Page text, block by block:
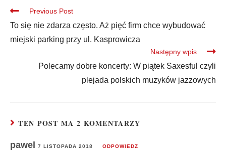
Previous Post
To się nie zdarza często. Aż pięć firm chce wybudować
miejski parking przy ul. Kasprowicza
Następny wpis
Polecamy dobre koncerty: W piątek Saxesful czyli
plejada polskich muzyków jazzowych
TEN POST MA 2 KOMENTARZY
pawel 7 LISTOPADA 2018 ODPOWIEDZ